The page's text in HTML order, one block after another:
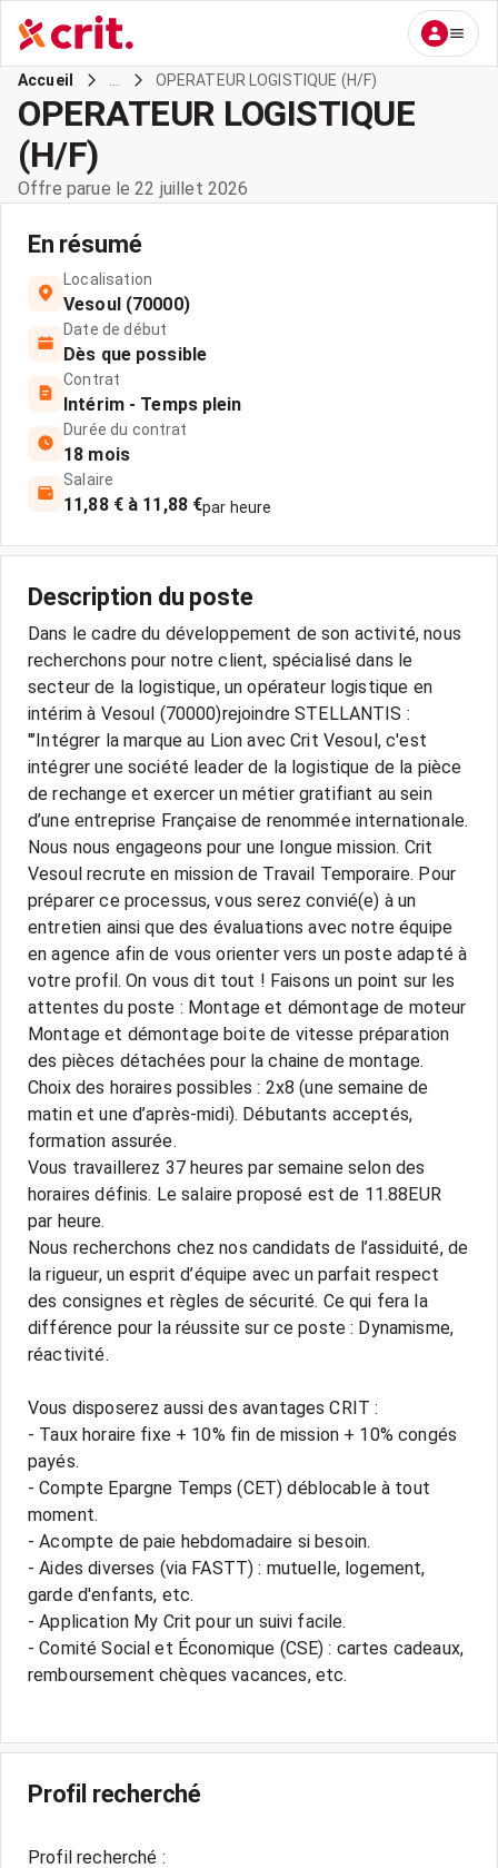
Accueil OPERATEUR LOGISTIQUE (H/F)
OPERATEUR LOGISTIQUE
(H/F)
Offre parue le 22 juillet 2026
En résumé
Localisation
Vesoul (70000)
Date de début
Dès que possible
Contrat
Intérim - Temps plein
Durée du contrat
18 mois
Salaire
11,88 € à 11,88 €par heure
Description du poste
Dans le cadre du développement de son activité, nous
recherchons pour notre client, spécialisé dans le
secteur de la logistique, un opérateur logistique en
intérim à Vesoul (70000)rejoindre STELLANTIS :
"’Intégrer la marque au Lion avec Crit Vesoul, c'est
intégrer une société leader de la logistique de la pièce
de rechange et exercer un métier gratifiant au sein
d’une entreprise Française de renommée internationale.
Nous nous engageons pour une longue mission. Crit
Vesoul recrute en mission de Travail Temporaire. Pour
préparer ce processus, vous serez convié(e) à un
entretien ainsi que des évaluations avec notre équipe
en agence afin de vous orienter vers un poste adapté à
votre profil. On vous dit tout ! Faisons un point sur les
attentes du poste : Montage et démontage de moteur
Montage et démontage boite de vitesse préparation
des pièces détachées pour la chaine de montage.
Choix des horaires possibles : 2x8 (une semaine de
matin et une d’après-midi). Débutants acceptés,
formation assurée.
Vous travaillerez 37 heures par semaine selon des
horaires définis. Le salaire proposé est de 11.88EUR
par heure.
Nous recherchons chez nos candidats de l’assiduité, de
la rigueur, un esprit d’équipe avec un parfait respect
des consignes et règles de sécurité. Ce qui fera la
différence pour la réussite sur ce poste : Dynamisme,
réactivité.
Vous disposerez aussi des avantages CRIT :
- Taux horaire fixe + 10% fin de mission + 10% congés
payés.
- Compte Epargne Temps (CET) déblocable à tout
moment.
- Acompte de paie hebdomadaire si besoin.
- Aides diverses (via FASTT) : mutuelle, logement,
garde d'enfants, etc.
- Application My Crit pour un suivi facile.
- Comité Social et Économique (CSE) : cartes cadeaux,
remboursement chèques vacances, etc.
Profil recherché
Profil recherché :